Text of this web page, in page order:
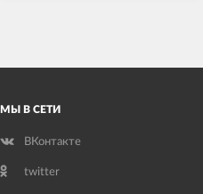
МЫ В СЕТИ
ВКонтакте
twitter